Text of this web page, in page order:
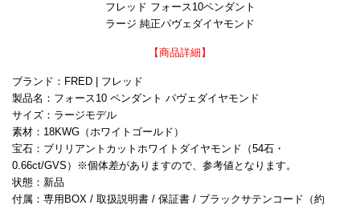
フレッド フォース10ペンダント
ラージ 純正パヴェダイヤモンド
【商品詳細】
ブランド：FRED | フレッド
製品名：フォース10 ペンダント パヴェダイヤモンド
サイズ：ラージモデル
素材：18KWG（ホワイトゴールド）
宝石：ブリリアントカットホワイトダイヤモンド（54石・
0.66ct/GVS）※個体差がありますので、参考値となります。
状態：新品
付属：専用BOX / 取扱説明書 / 保証書 / ブラックサテンコード（約